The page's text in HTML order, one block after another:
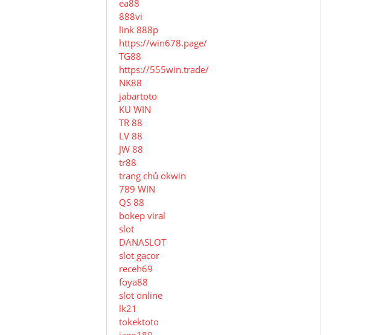
ea88
888vi
link 888p
https://win678.page/
TG88
https://555win.trade/
NK88
jabartoto
KU WIN
TR 88
LV 88
JW 88
tr88
trang chủ okwin
789 WIN
QS 88
bokep viral
slot
DANASLOT
slot gacor
receh69
foya88
slot online
lk21
tokektoto